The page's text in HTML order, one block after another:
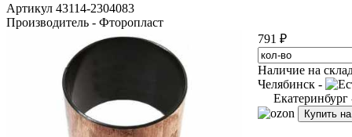
Артикул 43114-2304083
Производитель - Фторопласт
791 ₽
Наличие на
Челябинск -
Купить